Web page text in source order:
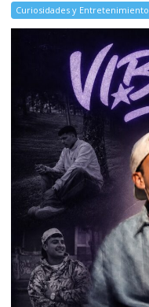
Curiosidades y Entretenimiento